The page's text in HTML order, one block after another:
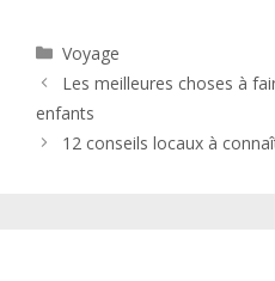
Catégories
Voyage
Les meilleures choses à
enfants
12 conseils locaux à